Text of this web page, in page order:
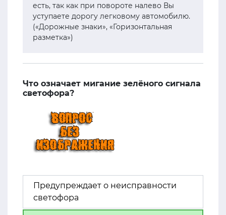
есть, так как при повороте налево Вы
уступаете дорогу легковому автомобилю.
(«Дорожные знаки», «Горизонтальная
разметка»)
Что означает мигание зелёного сигнала
светофора?
Предупреждает о неисправности
светофора